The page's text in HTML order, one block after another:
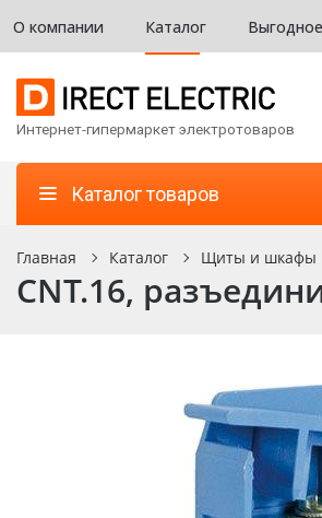
О компании Каталог
Интернет-гипермаркет электротоваров
Каталог товаров
Главная Каталог Щиты и шкафы
CNT.16,